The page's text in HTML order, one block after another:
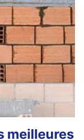
meilleures